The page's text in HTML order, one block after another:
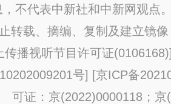
不代表中新社和中新网观点
转载、摘编、复制及建立镜
传播视听节目许可证(0106168)
号] [京ICP备
可证：京(2022)0000118；京